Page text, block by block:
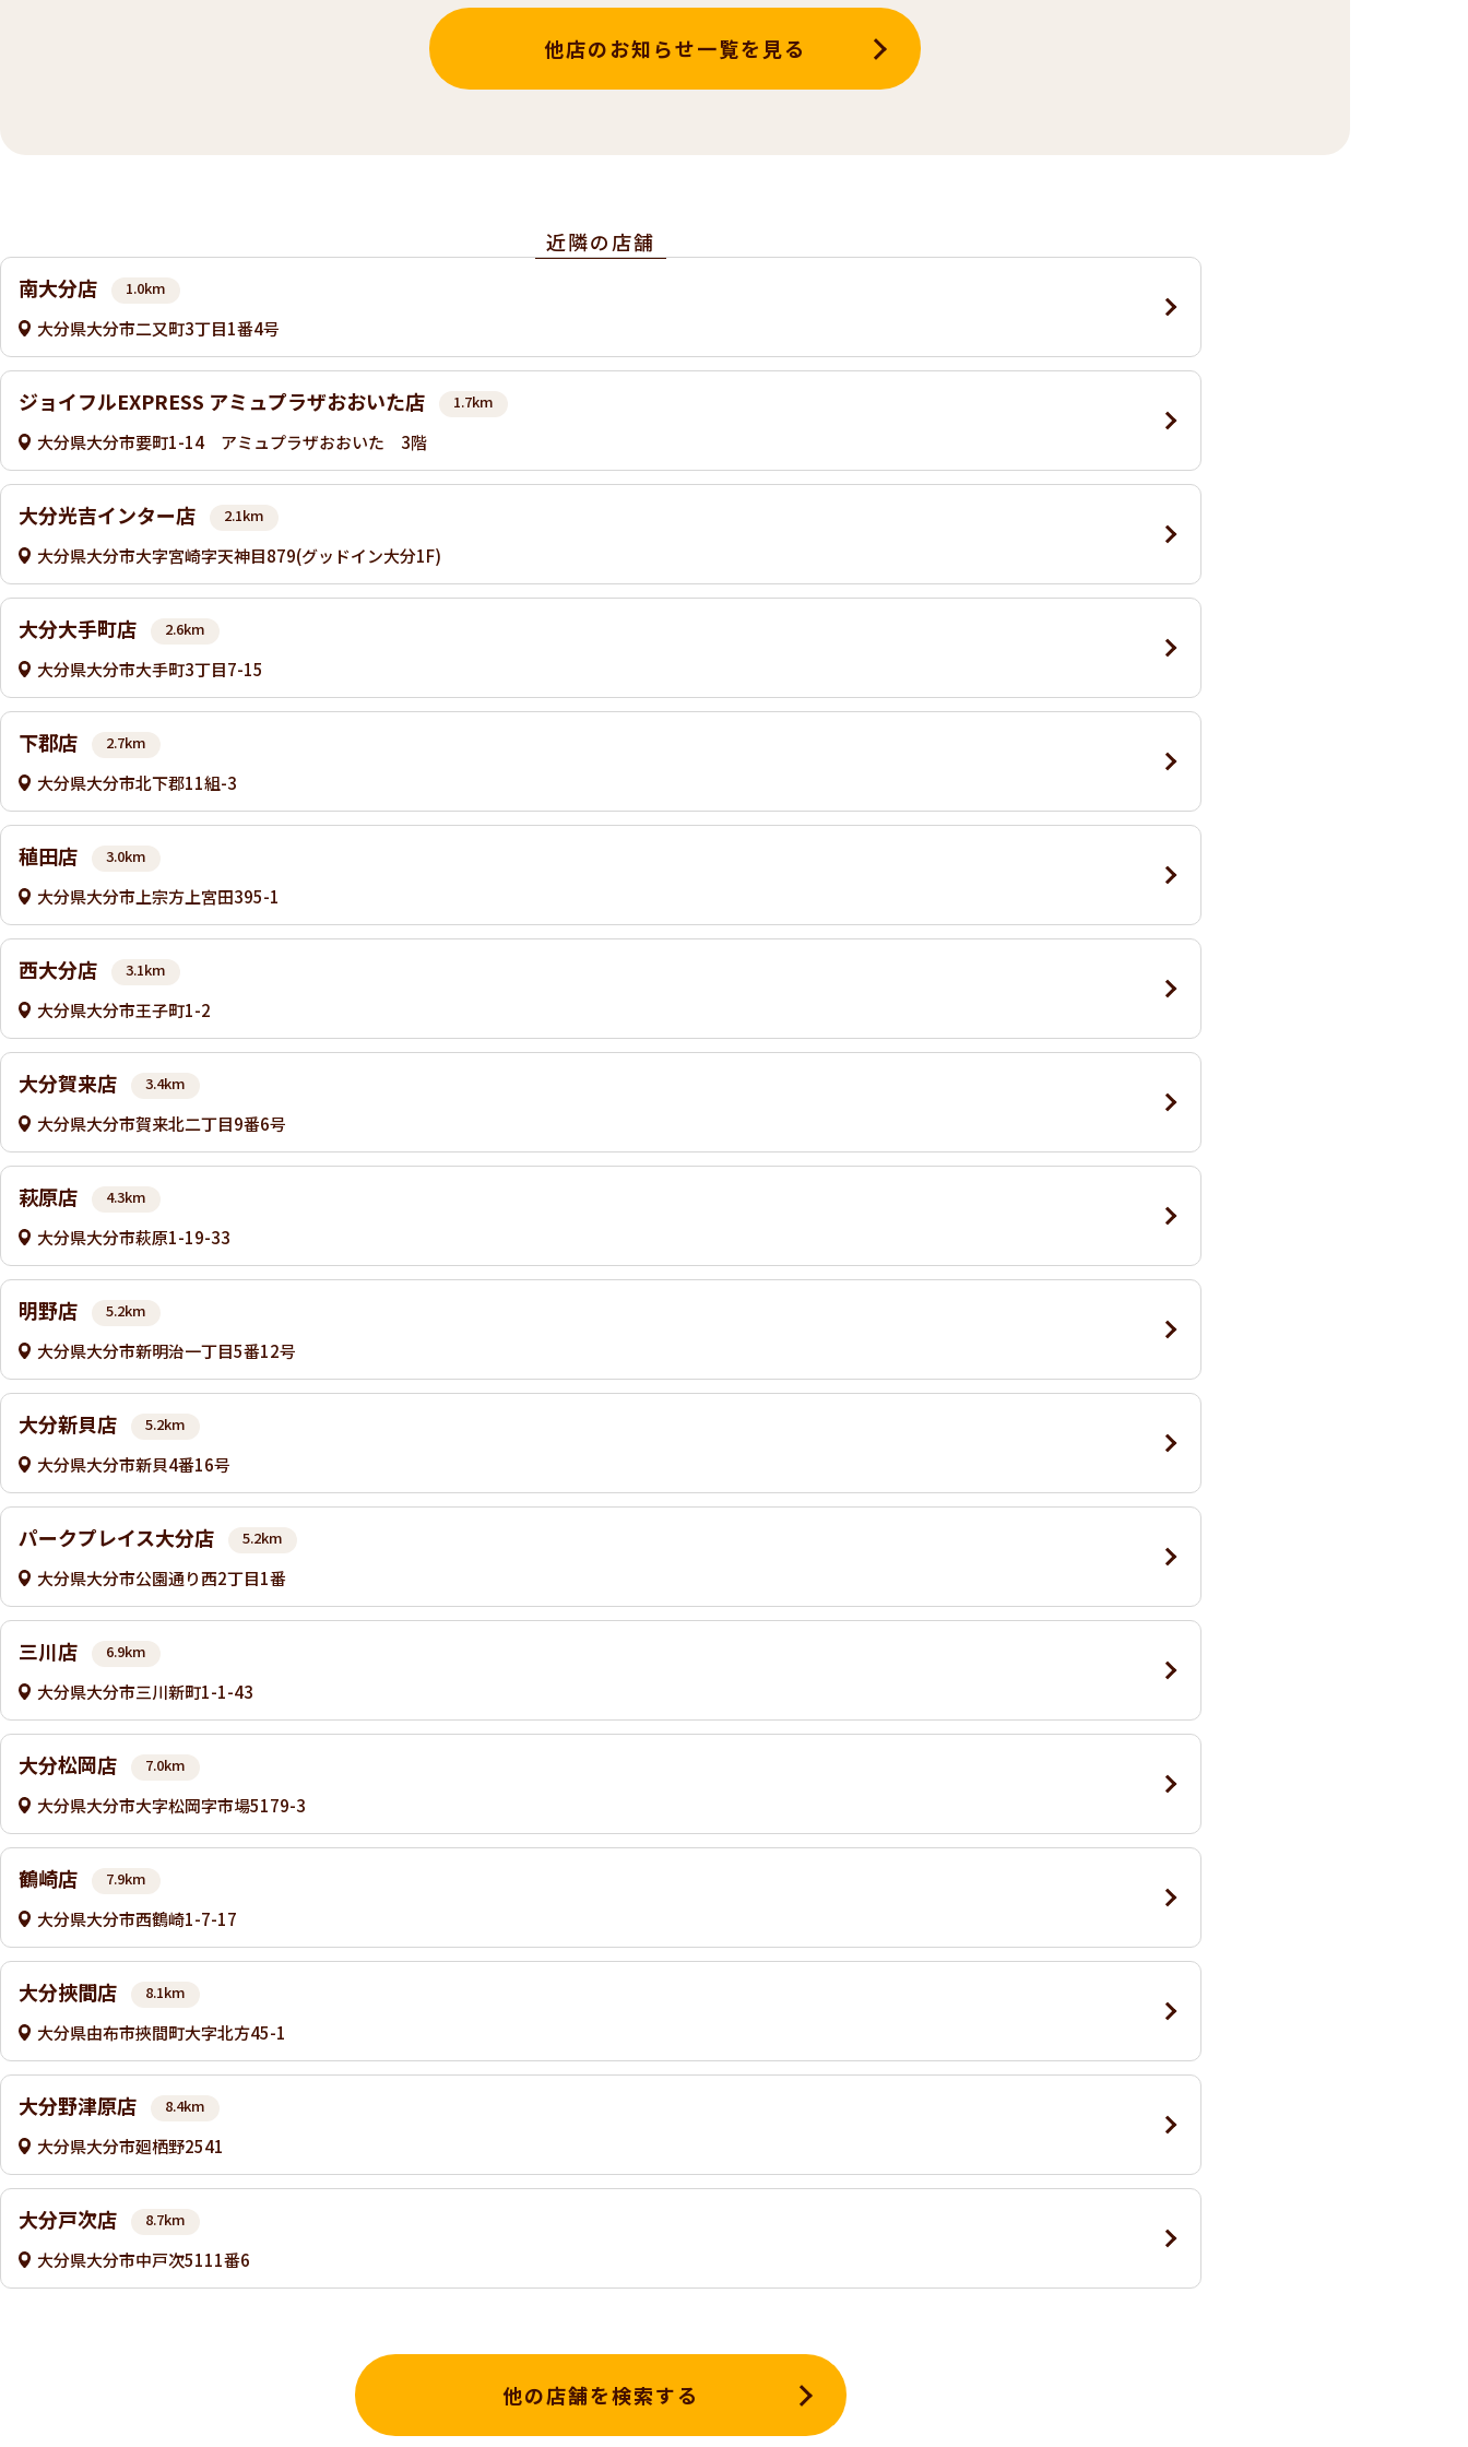
他店のお知らせ一覧を見る
近隣の店舗
南大分店
1.0km
大分県大分市二又町3丁目1番4号
ジョイフルEXPRESS アミュプラザおおいた店 1.7km
大分県大分市要町1-14 アミュプラザおおいた 3階
大分光吉インター店 2.1km
大分県大分市大字宮崎字天神目879(グッドイン大分1F)
大分大手町店 2.6km
大分県大分市大手町3丁目7-15
下郡店 2.7km
大分県大分市北下郡11組-3
稙田店 3.0km
大分県大分市上宗方上宮田395-1
西大分店 3.1km
大分県大分市王子町1-2
大分賀来店 3.4km
大分県大分市賀来北二丁目9番6号
萩原店 4.3km
大分県大分市萩原1-19-33
明野店 5.2km
大分県大分市新明治一丁目5番12号
大分新貝店 5.2km
大分県大分市新貝4番16号
パークプレイス大分店 5.2km
大分県大分市公園通り西2丁目1番
三川店 6.9km
大分県大分市三川新町1-1-43
大分松岡店 7.0km
大分県大分市大字松岡字市場5179-3
鶴崎店 7.9km
大分県大分市西鶴崎1-7-17
大分挾間店 8.1km
大分県由布市挾間町大字北方45-1
大分野津原店 8.4km
大分県大分市廻栖野2541
大分戸次店 8.7km
大分県大分市中戸次5111番6
他の店舗を検索する